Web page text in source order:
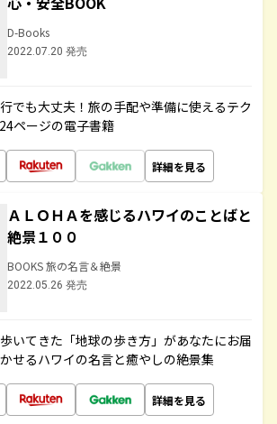
D-Books
2022.07.20 発売
でも大丈夫！旅の手配や準備に使えるテク
ページの電子書籍
詳細を見る
ＡＬＯＨＡを感じるハワイのことばと
絶景１００
BOOKS 旅の名言＆絶景
2022.05.26 発売
いてきた「地球の歩き方」があなたにお届
せるハワイの名言と癒やしの絶景集
詳細を見る